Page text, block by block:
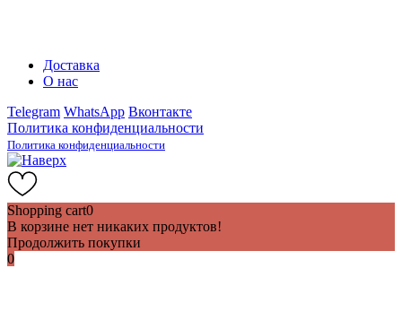
Доставка
О нас
Telegram WhatsApp Вконтакте
Политика конфиденциальности
Политика конфиденциальности
Shopping cart0
В корзине нет никаких продуктов!
Продолжить покупки
0